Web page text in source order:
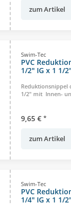
zum Artikel
Swim-Tec
PVC
1/2" IG x 1 1/
Reduktionsnippel
1/2" mit Innen-
9,65 € *
zum Artikel
Swim-Tec
PVC
1/4" IG x 1 1/